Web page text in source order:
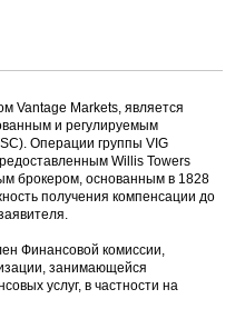
Vantage Markets, является
и регулируемым
Операции группы VIG
Willis Towers
брокером, основанным в 1828
получения компенсации до
Финансовой комиссии,
занимающейся
услуг, в частности на